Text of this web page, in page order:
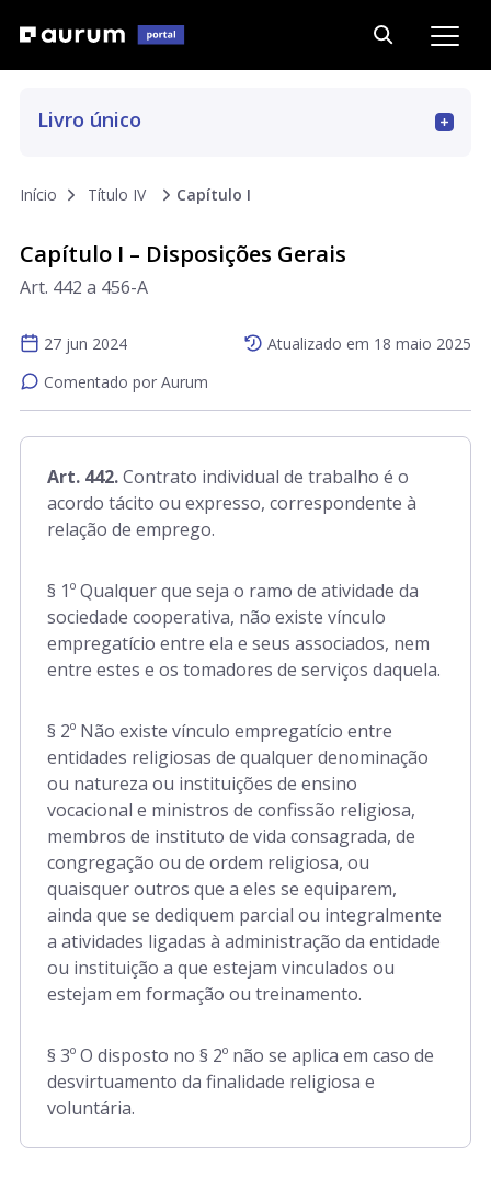
Livro único
Art. 13 a 223
Art. 442 a 510
Art. 511 a 610
Art. 625-A a 62-H
Art. 626 a 642
Art. 642-A
Art. 643 a 735
Art. 736 a 762
Art. 763 a 910
Início Título IV Capítulo I
Capítulo I – Disposições Gerais
Art. 442 a 456-A
Comentado por Aurum
27 jun 2024 Atualizado em 18 maio 2025
Art. 442.Contrato individual de trabalho é o
acordo tácito ou expresso, correspondente à
relação de emprego.
§ 1º Qualquer que seja o ramo de atividade da
sociedade cooperativa, não existe vínculo
empregatício entre ela e seus associados, nem
entre estes e os tomadores de serviços daquela.
§ 2º Não existe vínculo empregatício entre
entidades religiosas de qualquer denominação
ou natureza ou instituições de ensino
vocacional e ministros de confissão religiosa,
membros de instituto de vida consagrada, de
congregação ou de ordem religiosa, ou
quaisquer outros que a eles se equiparem,
ainda que se dediquem parcial ou integralmente
a atividades ligadas à administração da entidade
ou instituição a que estejam vinculados ou
estejam em formação ou treinamento.
§ 3º O disposto no § 2º não se aplica em caso de
desvirtuamento da finalidade religiosa e
voluntária.